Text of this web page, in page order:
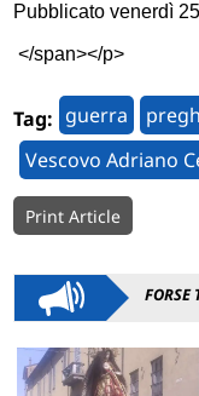
Pubblicato venerdì
</span></p>
Tag: guerra
Vescovo Adriano
Print Article
FORSE